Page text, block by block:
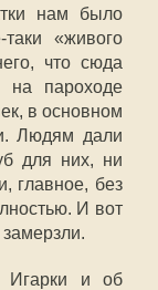
нам было
«живого
что сюда
на пароходе
в основном
Людям дали
для них, ни
главное, без
И вот
Игарки и об